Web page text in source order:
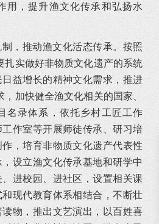
用，提升渔文化传承和弘扬水
，推动渔文化活态传承。按照
扎实做好非物质文化遗产的系统
益增长的精神文化需求，推进
加快健全渔文化相关的国家、
名录体系，依托乡村工匠工作
作室等开展师徒传承、研习培
，培育非物质文化遗产代表性
设立渔文化传承基地和研学中
进校园、进社区，设置相关课
现代教育体系相结合，不断壮
物，推出文艺演出，以百姓喜